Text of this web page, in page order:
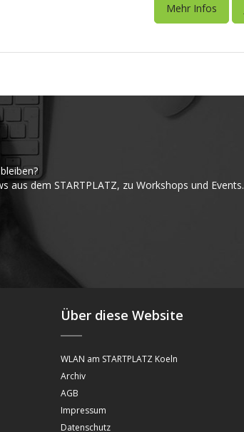
Mehr Infos
aus dem STARTPLATZ, zu Workshops und Events.
Über diese Website
WLAN am STARTPLATZ Koeln
Archiv
AGB
Impressum
Datenschutz